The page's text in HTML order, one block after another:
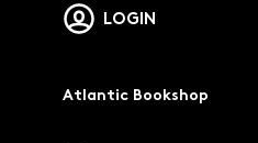
LOGIN
Atlantic Bookshop